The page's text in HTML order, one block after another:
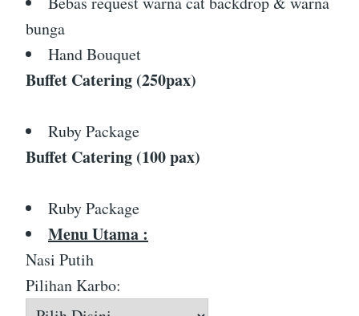
bunga
Hand Bouquet
Buffet Catering (250pax)
Ruby Package
Buffet Catering (100 pax)
Ruby Package
Menu Utama :
Nasi Putih
Pilihan Karbo: